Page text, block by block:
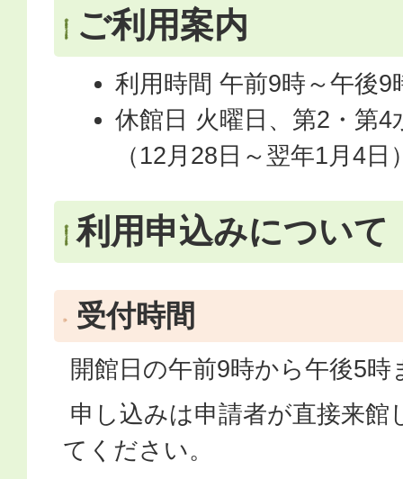
ご利用案内
利用時間 午前9時～午後9
休館日 火曜日、第2・第4
（12月28日～翌年1月4日
利用申込みについて
受付時間
開館日の午前9時から午後5時
申し込みは申請者が直接来館
てください。